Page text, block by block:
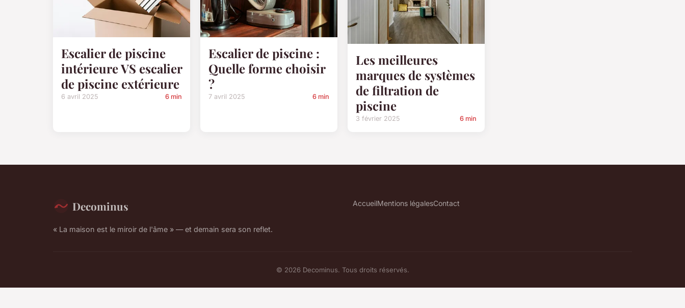
Escalier de piscine
intérieure VS escalier
de piscine extérieure
6 avril 2025 6 min
Escalier de piscine :
Quelle forme choisir
?
7 avril 2025 6 min
Les meilleures
marques de systèmes
de filtration de
piscine
3 février 2025 6 min
Decominus
« La maison est le miroir de l'âme » — et demain sera son reflet.
AccueilMentions légalesContact
© 2026 Decominus. Tous droits réservés.